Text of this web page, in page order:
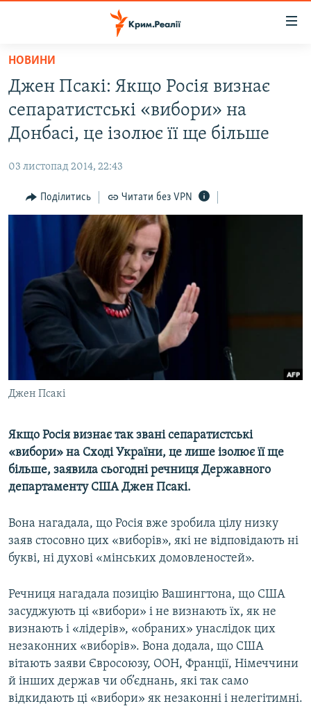
Перейти
основного
матеріалу
Перейти
до
основної
Перейти
до
ВОДА.КРИМ
ВІДЕО ТА ФОТО
БЛОГИ
ПОГЛЯД
ВСЕ ЗА ДЕНЬ
СПЕЦПРОЕКТИ
ДЕПОРТАЦІЯ
ВІДЕОУРОКИ «ELIFBE»
СВІДЧЕННЯ ОКУПАЦІЇ
УКРАЇНСЬКА ПРОБЛЕМА КРИМУ
ІНФОГРАФІКА
ЯК ОБІЙТИ БЛОКУВАННЯ
Русский
Qırımtatar
ДОЛУЧАЙСЯ!
Усі сайти RFE/RL
НОВИНИ
Джен Псакі: Якщо Росія визнає
сепаратистські «вибори» на
Донбасі, це ізолює її ще більше
03 листопад 2014, 22:43
Поділитись Читати без VPN
Джен Псакі
Якщо Росія визнає так звані сепаратистські
«вибори» на Сході України, це лише ізолює її ще
більше, заявила сьогодні речниця Державного
департаменту США Джен Псакі.
Вона нагадала, що Росія вже зробила цілу низку
заяв стосовно цих «виборів», які не відповідають ні
букві, ні духові «мінських домовленостей».
Речниця нагадала позицію Вашингтона, що США
засуджують ці «вибори» і не визнають їх, як не
визнають і «лідерів», «обраних» унаслідок цих
незаконних «виборів». Вона додала, що США
вітають заяви Євросоюзу, ООН, Франції, Німеччини
й інших держав чи об’єднань, які так само
відкидають ці «вибори» як незаконні і нелегітимні.